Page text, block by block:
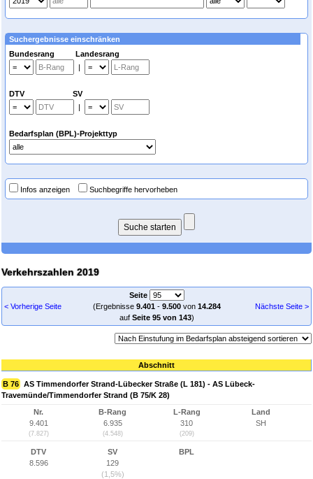
Suchergebnisse einschränken
Bundesrang Landesrang
|
DTV SV
|
Bedarfsplan (BPL)-Projekttyp
Infos anzeigen Suchbegriffe hervorheben
Verkehrszahlen 2019
< Vorherige Seite
Seite
(Ergebnisse 9.401- 9.500von 14.284
auf Seite 95 von 143)
Nächste Seite >
Abschnitt
B 76 AS Timmendorfer Strand-Lübecker Straße (L 181) - AS Lübeck-
Travemünde/Timmendorfer Strand (B 75/K 28)
Nr.
9.401
(7.827)
B-Rang
6.935
(4.548)
L-Rang
310
(209)
Land
SH
DTV
8.596
SV
129
(1,5%)
BPL